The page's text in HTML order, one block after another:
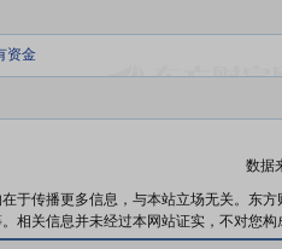
资金
数据
于传播更多信息，与本站立场无关。东
相关信息并未经过本网站证实，不对您